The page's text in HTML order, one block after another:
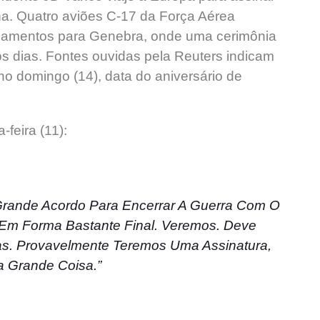
Quatro aviões C-17 da Força Aérea
para Genebra, onde uma cerimônia
dias. Fontes ouvidas pela Reuters indicam
domingo (14), data do aniversário de
feira (11):
Acordo Para Encerrar A Guerra Com O
Forma Bastante Final. Veremos. Deve
Provavelmente Teremos Uma Assinatura,
Grande Coisa.”